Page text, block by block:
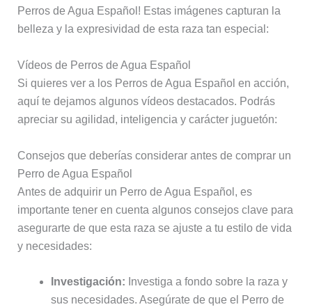
Perros de Agua Español! Estas imágenes capturan la
belleza y la expresividad de esta raza tan especial:
Vídeos de Perros de Agua Español
Si quieres ver a los Perros de Agua Español en acción,
aquí te dejamos algunos vídeos destacados. Podrás
apreciar su agilidad, inteligencia y carácter juguetón:
Consejos que deberías considerar antes de comprar un
Perro de Agua Español
Antes de adquirir un Perro de Agua Español, es
importante tener en cuenta algunos consejos clave para
asegurarte de que esta raza se ajuste a tu estilo de vida
y necesidades:
Investigación: Investiga a fondo sobre la raza y
sus necesidades. Asegúrate de que el Perro de